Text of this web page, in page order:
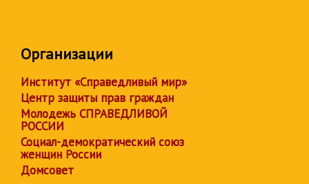
Организации
Институт «Справедливый мир»
Центр защиты прав граждан
Молодежь СПРАВЕДЛИВОЙ
РОССИИ
Социал-демократический союз
женщин России
Домсовет